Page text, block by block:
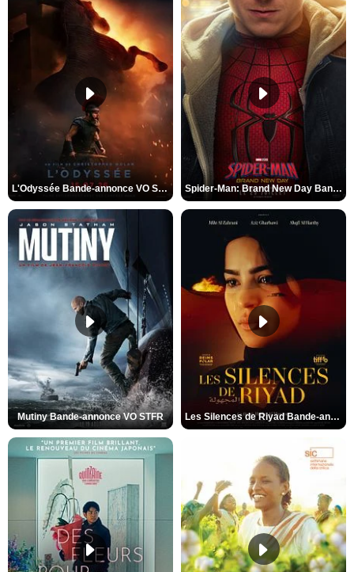
L'Odyssée Bande-annonce VO STFR Spider-Man: Brand New Day Bande-annonce VO STFR
Mutiny Bande-annonce VO STFR Les Silences de Riyad Bande-annonce VO STFR